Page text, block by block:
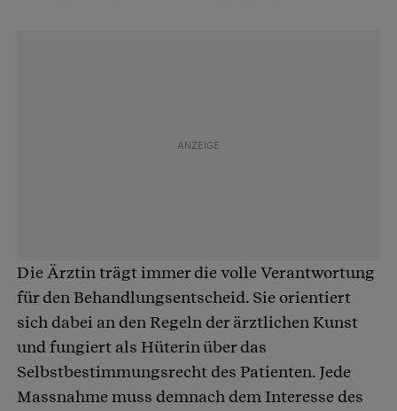
Die Ärztin trägt immer die volle Verantwortung
für den Behandlungsentscheid. Sie orientiert
sich dabei an den Regeln der ärztlichen Kunst
und fungiert als Hüterin über das
Selbstbestimmungsrecht des Patienten. Jede
Massnahme muss demnach dem Interesse des